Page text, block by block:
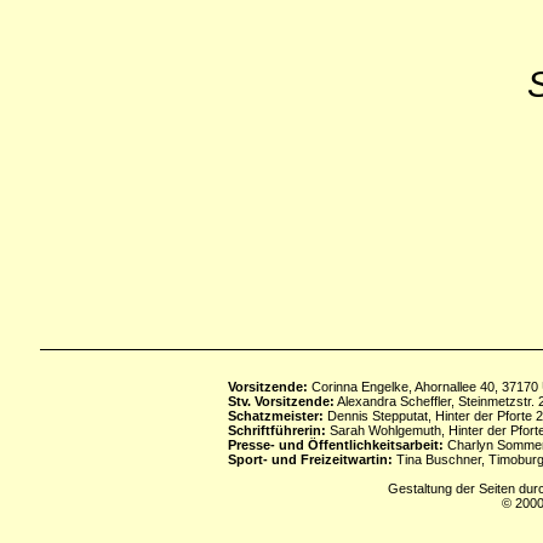
Vorsitzende: Corinna Engelke, Ahornallee 40,
Stv. Vorsitzende: Alexandra Scheffler, Steinmetzstr.
Schatzmeister: Dennis Stepputat, Hinter der Pforte
Schriftführerin: Sarah Wohlgemuth, Hinter der
Presse- und Öffentlichkeitsarbeit: Charlyn
Sport- und Freizeitwartin: Tina Buschner,
Gestaltung der Seiten
©